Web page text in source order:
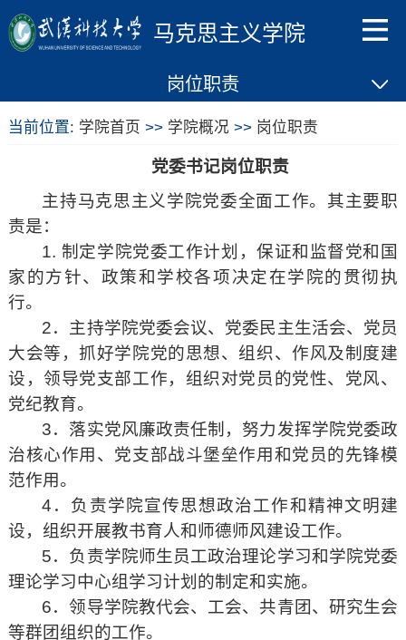
马克思主义学院
岗位职责
当前位置: 学院首页 >> 学院概况>> 岗位职责
党委书记岗位职责
主持马克思主义学院党委全面工作。其主要职
责是：
1. 制定学院党委工作计划，保证和监督党和国
家的方针、政策和学校各项决定在学院的贯彻执
行。
2．主持学院党委会议、党委民主生活会、党员
大会等，抓好学院党的思想、组织、作风及制度建
设，领导党支部工作，组织对党员的党性、党风、
党纪教育。
3．落实党风廉政责任制，努力发挥学院党委政
治核心作用、党支部战斗堡垒作用和党员的先锋模
范作用。
4．负责学院宣传思想政治工作和精神文明建
设，组织开展教书育人和师德师风建设工作。
5．负责学院师生员工政治理论学习和学院党委
理论学习中心组学习计划的制定和实施。
6．领导学院教代会、工会、共青团、研究生会
等群团组织的工作。